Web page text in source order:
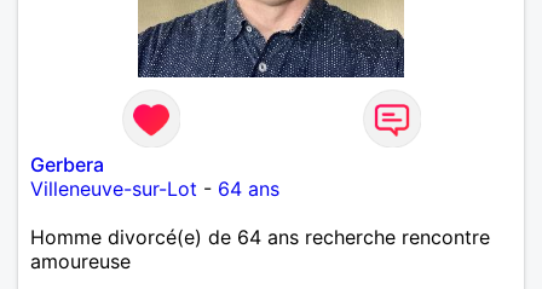
Gerbera
Villeneuve-sur-Lot - 64 ans
Homme divorcé(e) de 64 ans recherche rencontre
amoureuse